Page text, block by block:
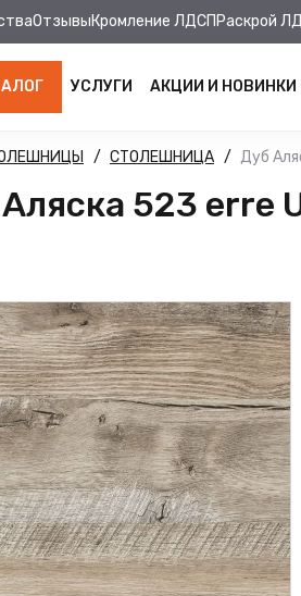
ОтзывыКромление ЛДСП Раскрой
АЛЮМИНИЕВЫЙ
УСЛУГИ АКЦИИ И НОВИНКИ
СТОЛЕШНИЦА Дуб
523 erre